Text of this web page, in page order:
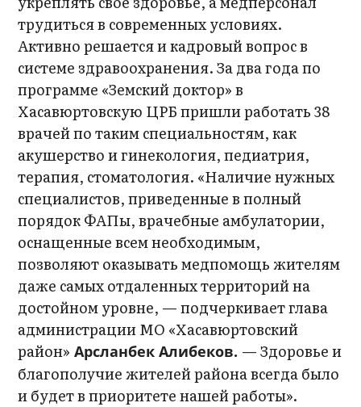
трудиться в современных условиях.
Активно решается и кадровый вопрос в
системе здравоохранения. За два года по
программе «Земский доктор» в
Хасавюртовскую ЦРБ пришли работать 38
врачей по таким специальностям, как
акушерство и гинекология, педиатрия,
терапия, стоматология. «Наличие нужных
специалистов, приведенные в полный
порядок ФАПы, врачебные амбулатории,
оснащенные всем необходимым,
позволяют оказывать медпомощь жителям
даже самых отдаленных территорий на
достойном уровне, — подчеркивает глава
администрации МО «Хасавюртовский
район» Арсланбек Алибеков. — Здоровье и
благополучие жителей района всегда было
и будет в приоритете нашей работы».